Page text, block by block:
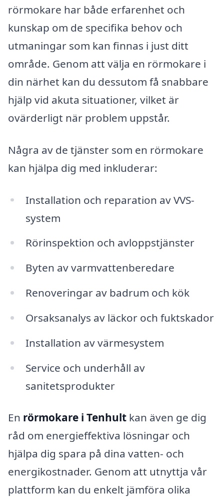
rörmokare har både erfarenhet och
kunskap om de specifika behov och
utmaningar som kan finnas i just ditt
område. Genom att välja en rörmokare i
din närhet kan du dessutom få snabbare
hjälp vid akuta situationer, vilket är
ovärderligt när problem uppstår.
Några av de tjänster som en rörmokare
kan hjälpa dig med inkluderar:
Installation och reparation av VVS-
system
Rörinspektion och avloppstjänster
Byten av varmvattenberedare
Renoveringar av badrum och kök
Orsaksanalys av läckor och fuktskador
Installation av värmesystem
Service och underhåll av
sanitetsprodukter
En rörmokare i Tenhult kan även ge dig
råd om energieffektiva lösningar och
hjälpa dig spara på dina vatten- och
energikostnader. Genom att utnyttja vår
plattform kan du enkelt jämföra olika